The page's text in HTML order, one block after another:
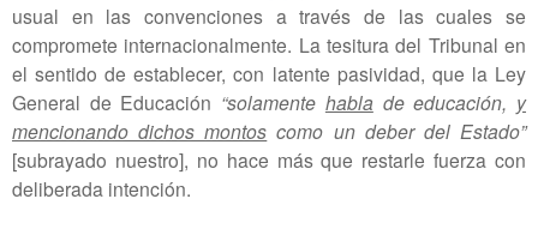
usual en las convenciones a través de las cuales se
compromete internacionalmente. La tesitura del Tribunal en
el sentido de establecer, con latente pasividad, que la Ley
General de Educación “solamente habla de educación, y
mencionando dichos montos como un deber del Estado”
[subrayado nuestro], no hace más que restarle fuerza con
deliberada intención.